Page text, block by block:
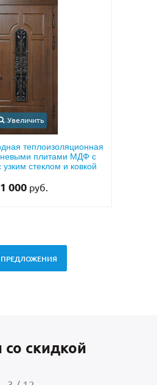
Увеличить
квартирная дверь с
цвета с двух
сторон
руб. 29 500 руб.
ПРЕДЛОЖЕНИЯ
скидкой